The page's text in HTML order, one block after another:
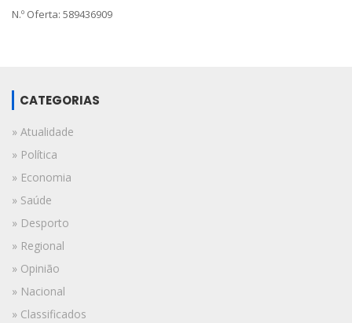
N.º Oferta: 589436909
CATEGORIAS
» Atualidade
» Política
» Economia
» Saúde
» Desporto
» Regional
» Opinião
» Nacional
» Classificados